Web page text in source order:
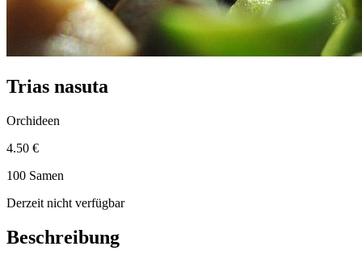
Trias nasuta
Orchideen
4.50 €
100 Samen
Derzeit nicht verfügbar
Beschreibung